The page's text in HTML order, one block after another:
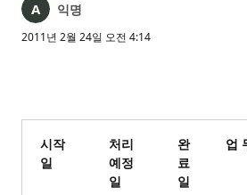
익명
2011년 2월 24일 오전 4:14
시작
일
처리
예정
일
완
료
일
업